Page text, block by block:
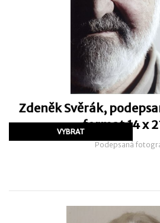
Zdeněk Svěrák,
format 14 x
Podepsaná